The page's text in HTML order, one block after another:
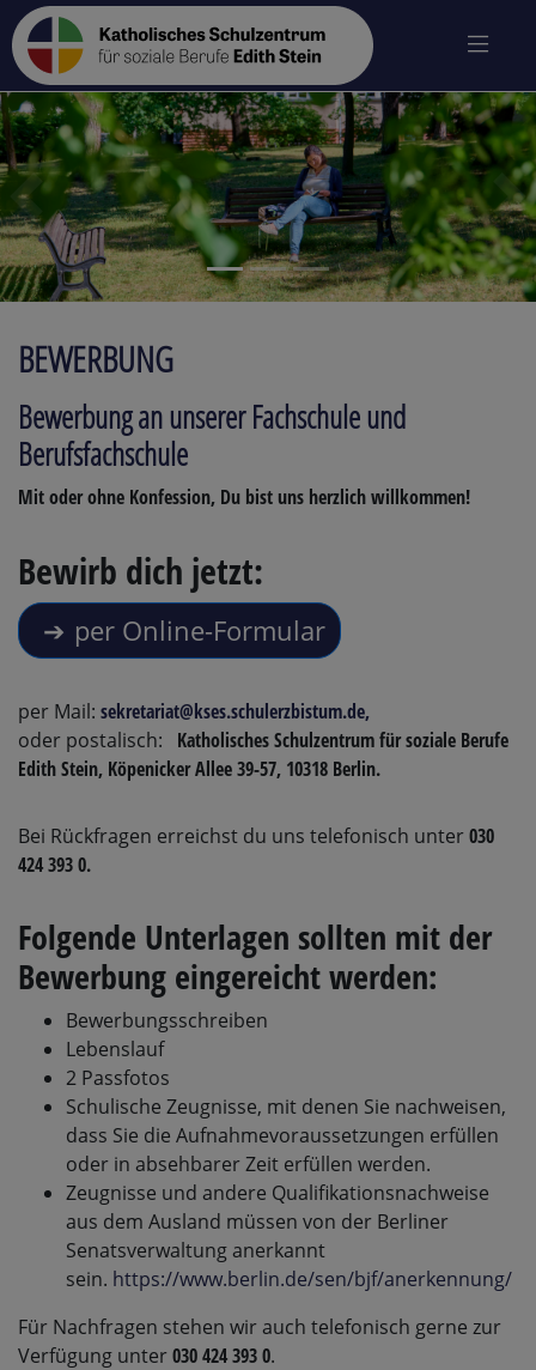
zurück
BEWERBUNG
Bewerbung an unserer Fachschule und
Berufsfachschule
Mit oder ohne Konfession, Du bist uns herzlich willkommen!
Bewirb dich jetzt:
per Online-Formular
per Mail: sekretariat@kses.schulerzbistum.de,
oder postalisch: Katholisches Schulzentrum für soziale Berufe
Edith Stein, Köpenicker Allee 39-57, 10318 Berlin.
Bei Rückfragen erreichst du uns telefonisch unter030
424 393 0.
Folgende Unterlagen sollten mit der
Bewerbung eingereicht werden:
Bewerbungsschreiben
Lebenslauf
2 Passfotos
Schulische Zeugnisse, mit denen Sie nachweisen,
dass Sie die Aufnahmevoraussetzungen erfüllen
oder in absehbarer Zeit erfüllen werden.
Zeugnisse und andere Qualifikationsnachweise
aus dem Ausland müssen von der Berliner
Senatsverwaltung anerkannt
sein. https://www.berlin.de/sen/bjf/anerkennung/
Für Nachfragen stehen wir auch telefonisch gerne zur
Verfügung unter030 424 393 0.